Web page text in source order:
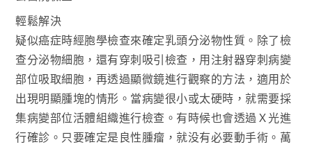
輕鬆解決
疑似癌症時經胞學檢查來確定乳頭分泌物性質。除了檢
查分泌物細胞，還有穿刺吸引檢查，用注射器穿刺病變
部位吸取細胞，再透過顯微鏡進行觀察的方法，適用於
出現明顯腫塊的情形。當病變很小或太硬時，就需要採
集病變部位活體組織進行檢查。有時候也會透過Ｘ光進
行確診。只要確定是良性腫瘤，就没有必要動手術。萬